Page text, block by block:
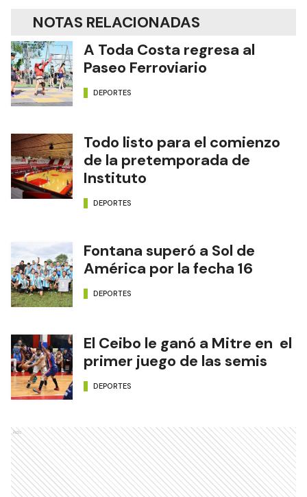
NOTAS RELACIONADAS
A Toda Costa regresa al
Paseo Ferroviario
DEPORTES
Todo listo para el comienzo
de la pretemporada de
Instituto
DEPORTES
Fontana superó a Sol de
América por la fecha 16
DEPORTES
El Ceibo le ganó a Mitre en el
primer juego de las semis
DEPORTES
Ads